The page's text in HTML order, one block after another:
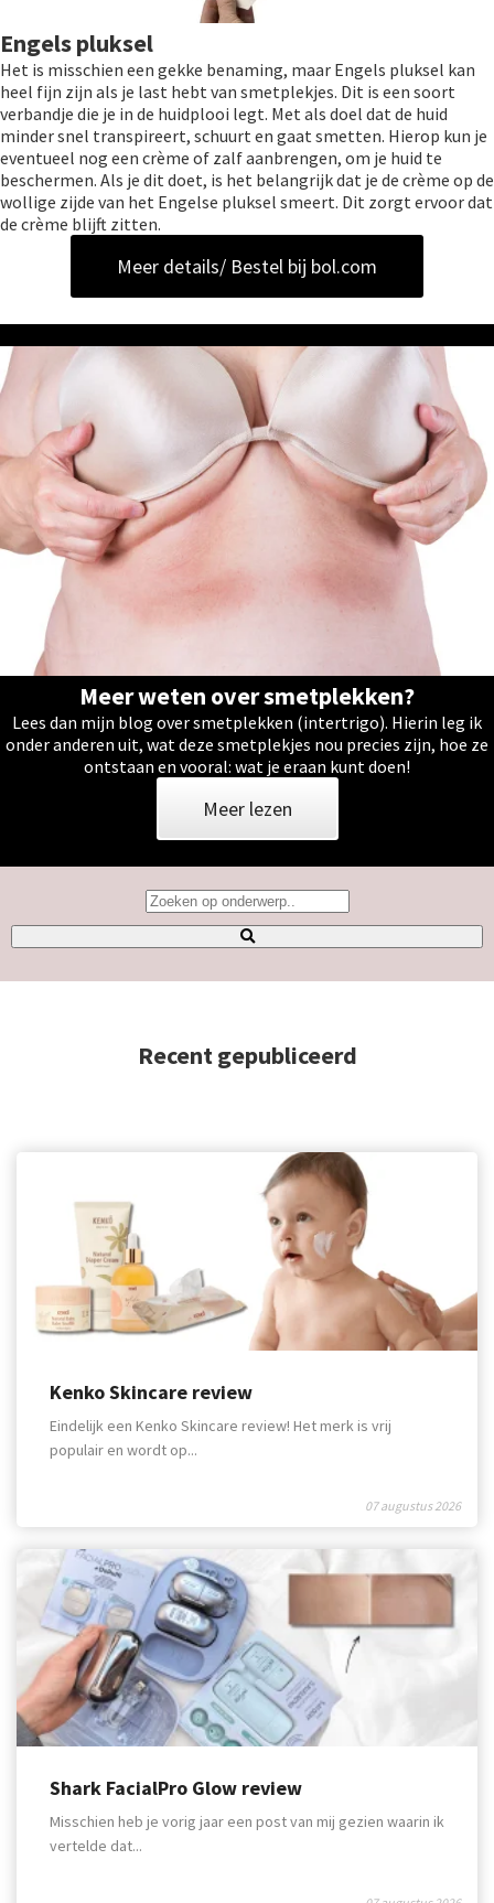
Engels pluksel
Het is misschien een gekke benaming, maar Engels pluksel kan
heel fijn zijn als je last hebt van smetplekjes. Dit is een soort
verbandje die je in de huidplooi legt. Met als doel dat de huid
minder snel transpireert, schuurt en gaat smetten. Hierop kun je
eventueel nog een crème of zalf aanbrengen, om je huid te
beschermen. Als je dit doet, is het belangrijk dat je de crème op de
wollige zijde van het Engelse pluksel smeert. Dit zorgt ervoor dat
de crème blijft zitten.
Meer details/ Bestel bij bol.com
Meer weten over smetplekken?
Lees dan mijn blog over smetplekken (intertrigo). Hierin leg ik
onder anderen uit, wat deze smetplekjes nou precies zijn, hoe ze
ontstaan en vooral: wat je eraan kunt doen!
Meer lezen
Recent gepubliceerd
Kenko Skincare review
07 augustus 2026
Eindelijk een Kenko Skincare review! Het merk is vrij
populair en wordt op...
Shark FacialPro Glow review
Misschien heb je vorig jaar een post van mij gezien waarin ik
vertelde dat...